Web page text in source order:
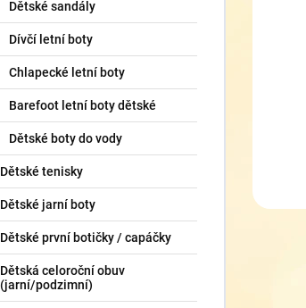
Dětské sandály
Dívčí letní boty
Chlapecké letní boty
Barefoot letní boty dětské
Dětské boty do vody
Dětské tenisky
Dětské jarní boty
Dětské první botičky / capáčky
Dětská celoroční obuv
(jarní/podzimní)